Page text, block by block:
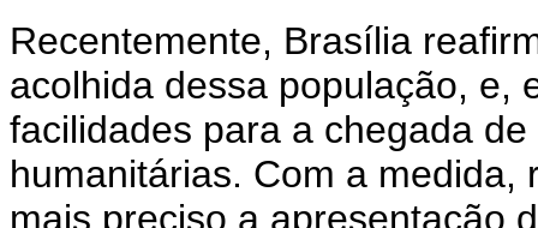
Recentemente, Brasília
acolhida dessa população, e,
facilidades para a chegada
humanitárias. Com a
mais preciso a apresentação